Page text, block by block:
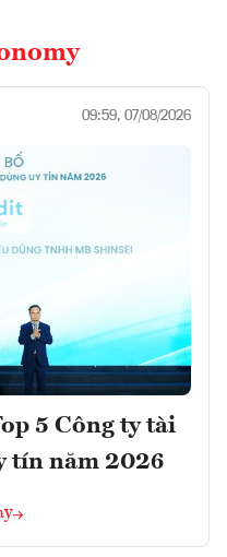
09:59, 07/08/2026
5 Công ty tài
tín năm 2026